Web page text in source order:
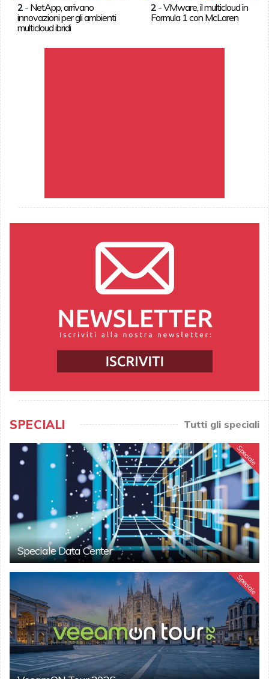
2- NetApp, arrivano
innovazioni per gli ambienti
multicloud ibridi
2 -VMware, il multicloud in
Formula 1 con McLaren
SPECIALI Tutti gli speciali
Speciale
Speciale Data Center
Speciale